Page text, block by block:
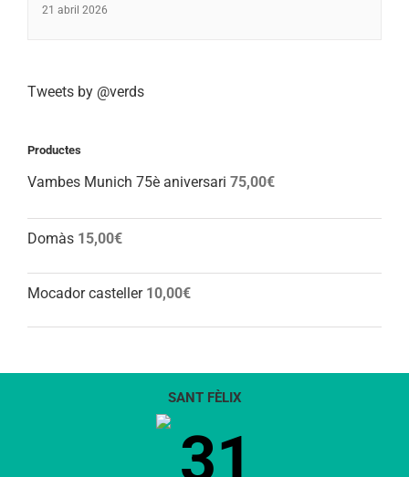
21 abril 2026
Tweets by @verds
Productes
Vambes Munich 75è aniversari 75,00€
Domàs 15,00€
Mocador casteller 10,00€
SANT FÈLIX
31